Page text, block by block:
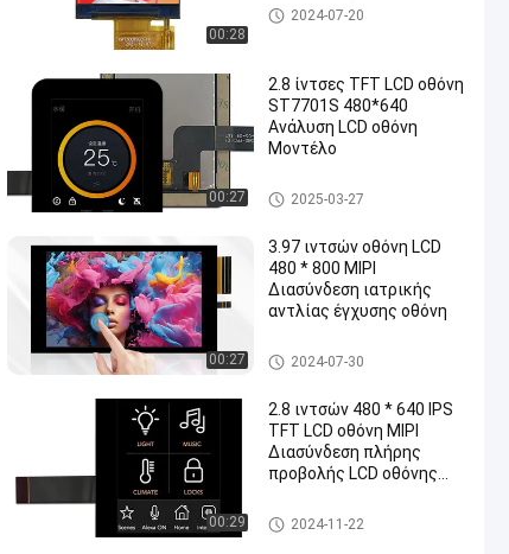
00:28
Εικονική οθόνη TFT
2024-07-20
00:27
2.8 ίντσες TFT LCD οθόνη
ST7701S 480*640
Ανάλυση LCD οθόνη
Μοντέλο
LCD 3 ΙΝΤΣΩΝ
2025-03-27
00:27
3.97 ιντσών οθόνη LCD
480 * 800 MIPI
Διασύνδεση ιατρικής
αντλίας έγχυσης οθόνη
LCD 3 ΙΝΤΣΩΝ
2024-07-30
00:29
2.8 ιντσών 480 * 640 IPS
TFT LCD οθόνη MIPI
Διασύνδεση πλήρης
προβολής LCD οθόνης
LCD 3 ΙΝΤΣΩΝ
2024-11-22